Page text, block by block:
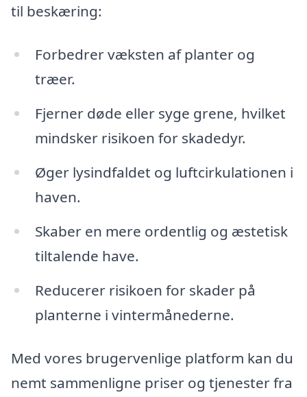
til beskæring:
Forbedrer væksten af planter og
træer.
Fjerner døde eller syge grene, hvilket
mindsker risikoen for skadedyr.
Øger lysindfaldet og luftcirkulationen i
haven.
Skaber en mere ordentlig og æstetisk
tiltalende have.
Reducerer risikoen for skader på
planterne i vintermånederne.
Med vores brugervenlige platform kan du
nemt sammenligne priser og tjenester fra